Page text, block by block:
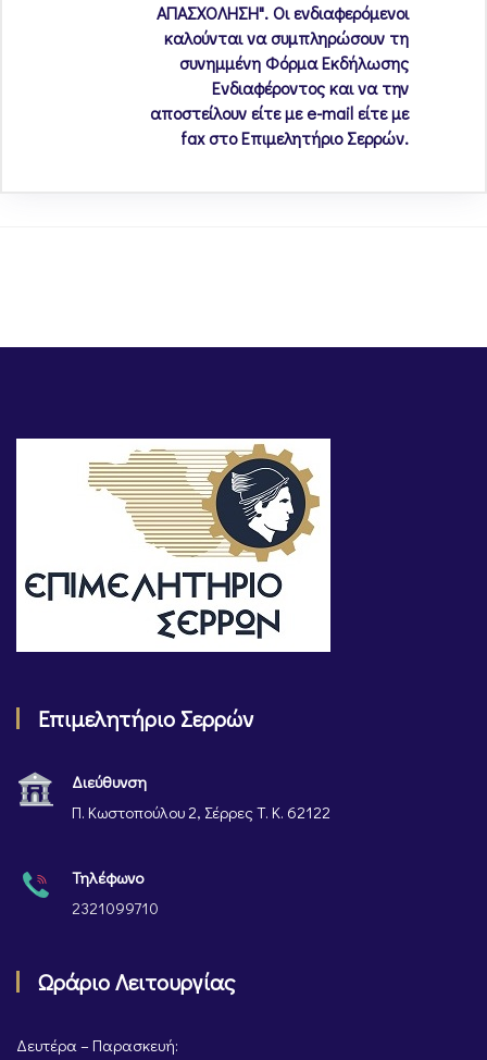
ΑΠΑΣΧΟΛΗΣΗ". Οι ενδιαφερόμενοι
καλούνται να συμπληρώσουν τη
συνημμένη Φόρμα Εκδήλωσης
Ενδιαφέροντος και να την
αποστείλουν είτε με e-mail είτε με
fax στο Επιμελητήριο Σερρών.
Επιμελητήριο Σερρών
Διεύθυνση
Π. Κωστοπούλου 2, Σέρρες Τ. Κ. 62122
Τηλέφωνο
2321099710
Ωράριο Λειτουργίας
Δευτέρα – Παρασκευή: